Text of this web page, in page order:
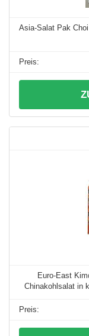
Asia-Salat Pak
Euro-East
Chinakohlsalat in